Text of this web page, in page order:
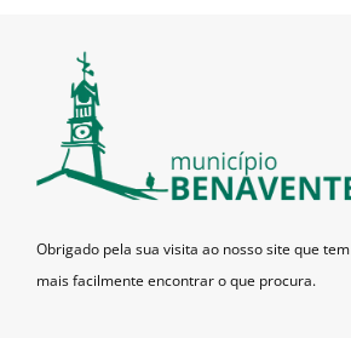
Obrigado pela sua visita ao nosso site que
mais facilmente encontrar o que procura.